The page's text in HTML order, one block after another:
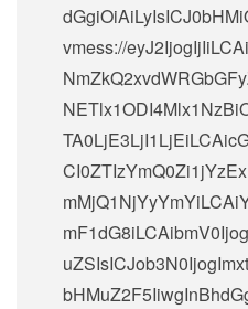
vmess://